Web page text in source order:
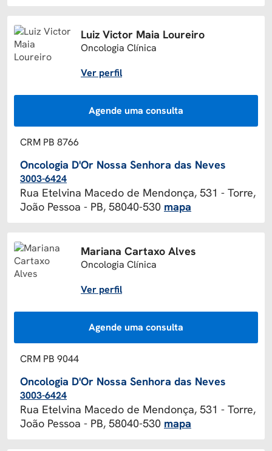
Luiz Victor Maia Loureiro
Oncologia Clínica
Ver perfil
Agende uma consulta
CRM PB 8766
Oncologia D'Or Nossa Senhora das Neves
3003-6424
Rua Etelvina Macedo de Mendonça, 531 - Torre,
João Pessoa - PB, 58040-530 mapa
Mariana Cartaxo Alves
Oncologia Clínica
Ver perfil
Agende uma consulta
CRM PB 9044
Oncologia D'Or Nossa Senhora das Neves
3003-6424
Rua Etelvina Macedo de Mendonça, 531 - Torre,
João Pessoa - PB, 58040-530 mapa